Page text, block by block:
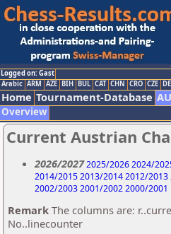
Logged on: Gast
Arabic ARM AZE BIH BUL CAT CHN CRO CZE
Home Tournament-Database
Overview
Current Austrian
2026/20272025/20262024/
2014/20152013/20142012/2013
2002/20032001/20022000/2001
Remark The columns are:
No..linecounter